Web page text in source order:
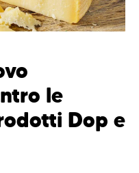
le
Dop e